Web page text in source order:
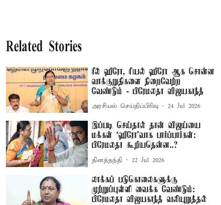
Related Stories
ரீல் ஹீரோ, ரியல் ஹீரோ ஆக சொன்ன
வாக்குறுதிகளை நிறைவேற்ற
வேண்டும் - பிரேமலதா விஜயகாந்த்
அரசியல் செய்திப்பிரிவு 24 Jul 2026
இப்படி செய்தால் தான் விஜய்யை
மக்கள் ‘ஹீரோ’வாக பார்ப்பார்கள்:
பிரேமலதா கூறியதென்ன..?
தினத்தந்தி 22 Jul 2026
லாக்கப் படுகொலைகளுக்கு
முற்றுப்புள்ளி வைக்க வேண்டும்:
பிரேமலதா விஜயகாந்த் வலியுறுத்தல்